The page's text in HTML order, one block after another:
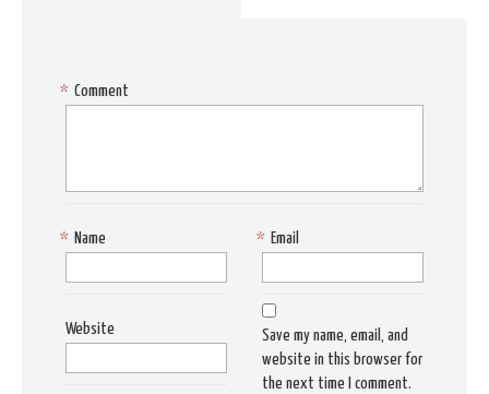
Comment
*
Name
* Email
*
Website
Save my name, email, and
website in this browser for
the next time I comment.